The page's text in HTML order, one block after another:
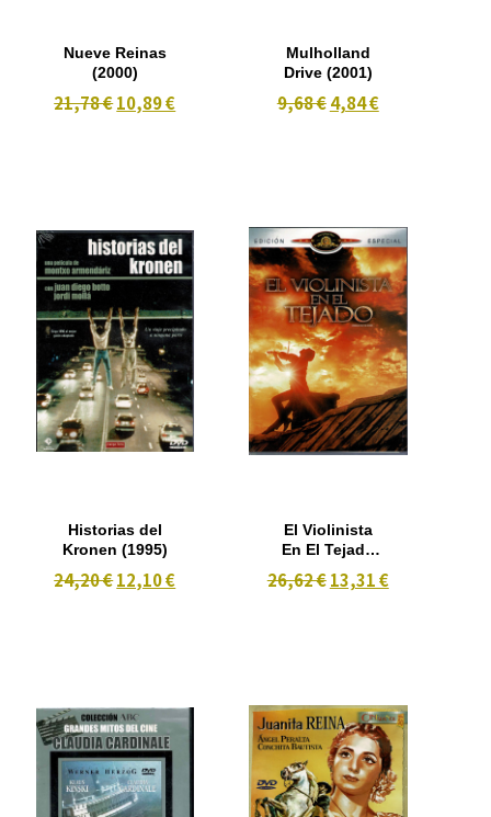
Nueve Reinas
(2000)
21,78 €10,89 €
Mulholland
Drive (2001)
9,68 € 4,84 €
Historias del
Kronen (1995)
24,20 €12,10 €
El Violinista
En El Tejado
(2) [DVD]
(1971)
26,62 € 13,31 €